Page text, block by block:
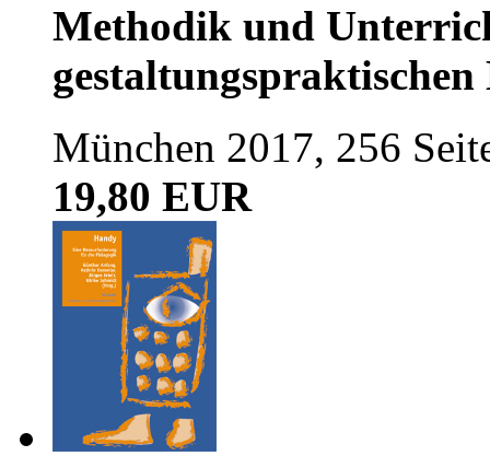
Methodik und
München 2017, 256
19,80 EUR